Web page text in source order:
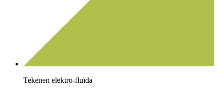
Tekenen elektro-fluïda